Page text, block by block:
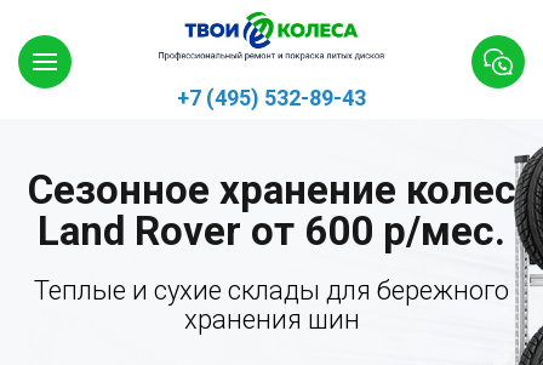
+7 (495) 532-89-43
Сезонное хранение колес
Land Rover от 600 р/мес.
Теплые и сухие склады для бережного
хранения шин